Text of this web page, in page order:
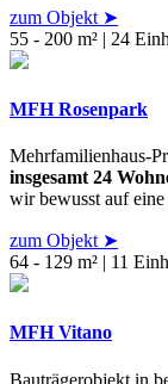
zum Objekt ➤
55 - 200 m² | 24
MFH Rosenpark
Mehrfamilienhaus-
insgesamt 24
wir bewusst auf
zum Objekt ➤
64 - 129 m² | 11
MFH Vitano
Bauträgerobjekt in